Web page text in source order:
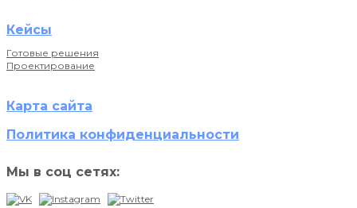
Кейсы
Готовые решения
Проектирование
Карта сайта
Политика конфиденциальности
Мы в соц сетях: